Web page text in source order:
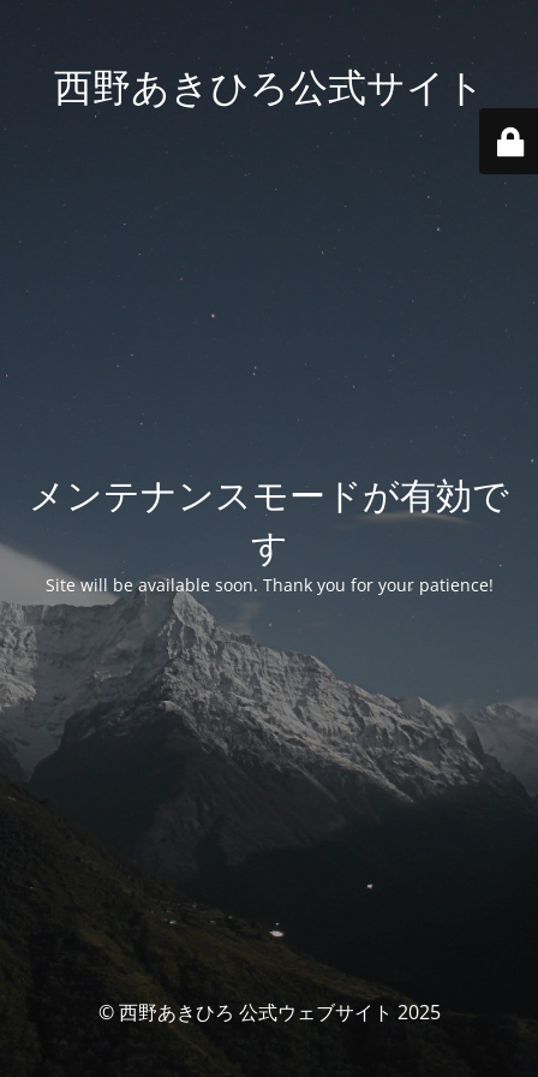
西野あきひろ公式サイト
メンテナンスモードが有効で
す
Site will be available soon. Thank you for your patience!
© 西野あきひろ 公式ウェブサイト 2025